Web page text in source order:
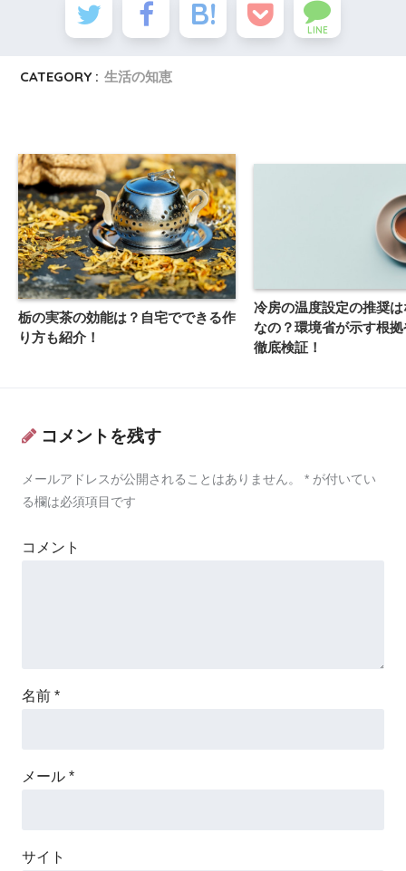
LINE
CATEGORY : 生活の知恵
栃の実茶の効能は？自宅でできる作
り方も紹介！
冷房の温度設定の推奨
なの？環境省が示す根
徹底検証！
コメントを残す
メールアドレスが公開されることはありません。 * が付いてい
る欄は必須項目です
コメント
名前 *
メール *
サイト